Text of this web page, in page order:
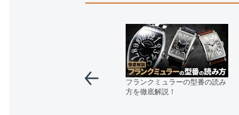
フランクミュラーの型番の読み
方を徹底解説！